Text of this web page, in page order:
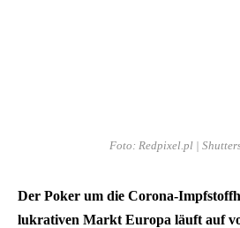
Foto: Redpixel.pl |
Der Poker um die Corona-
lukrativen Markt Europa läuft auf